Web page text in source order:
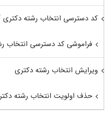
کد دسترسی انتخاب رشته دکتری
فراموشی کد دسترسی انتخاب
ویرایش انتخاب رشته دکتری
حذف اولویت انتخاب رشته